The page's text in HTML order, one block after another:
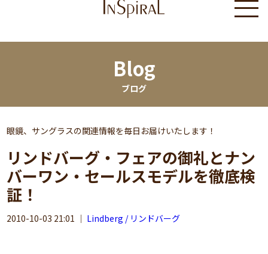
Blog
ブログ
眼鏡、サングラスの関連情報を毎日お届けいたします！
リンドバーグ・フェアの御礼とナン
バーワン・セールスモデルを徹底検
証！
2010-10-03 21:01 ｜ Lindberg / リンドバーグ